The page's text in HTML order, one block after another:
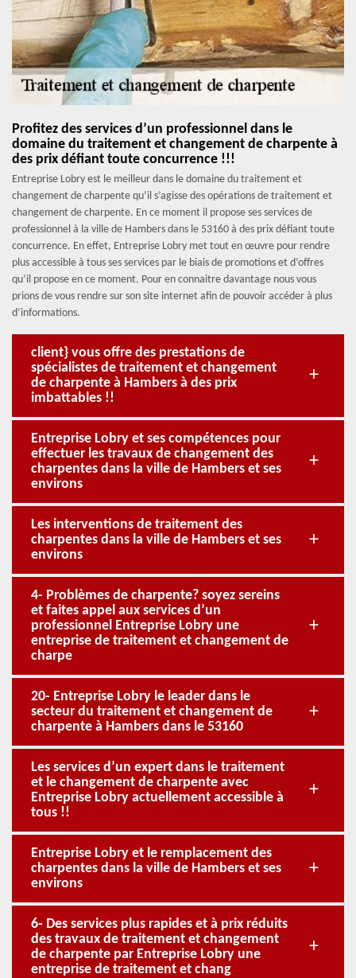
Profitez des services d’un professionnel dans le
domaine du traitement et changement de charpente à
des prix défiant toute concurrence !!!
Entreprise Lobry est le meilleur dans le domaine du traitement et
changement de charpente qu’il s’agisse des opérations de traitement et
changement de charpente. En ce moment il propose ses services de
professionnel à la ville de Hambers dans le 53160 à des prix défiant toute
concurrence. En effet, Entreprise Lobry met tout en œuvre pour rendre
plus accessible à tous ses services par le biais de promotions et d’offres
qu’il propose en ce moment. Pour en connaitre davantage nous vous
prions de vous rendre sur son site internet afin de pouvoir accéder à plus
d’informations.
client} vous offre des prestations de
spécialistes de traitement et changement
de charpente à Hambers à des prix
imbattables !!
Entreprise Lobry et ses compétences pour
effectuer les travaux de changement des
charpentes dans la ville de Hambers et ses
environs
Les interventions de traitement des
charpentes dans la ville de Hambers et ses
environs
4- Problèmes de charpente? soyez sereins
et faites appel aux services d’un
professionnel Entreprise Lobry une
entreprise de traitement et changement de
charpe
20- Entreprise Lobry le leader dans le
secteur du traitement et changement de
charpente à Hambers dans le 53160
Les services d’un expert dans le traitement
et le changement de charpente avec
Entreprise Lobry actuellement accessible à
tous !!
Entreprise Lobry et le remplacement des
charpentes dans la ville de Hambers et ses
environs
6- Des services plus rapides et à prix réduits
des travaux de traitement et changement
de charpente par Entreprise Lobry une
entreprise de traitement et chang